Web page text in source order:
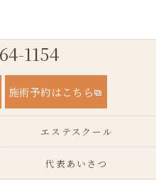
1154
施術予約はこちら
エステスクール
代表あいさつ